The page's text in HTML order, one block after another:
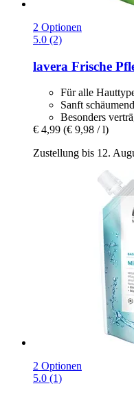
2 Optionen
5.0 (2)
lavera Frische
Für alle
Sanft schäumend
Besonders
€ 4,99 (€ 9,98 / l)
Zustellung bis 12.
2 Optionen
5.0 (1)